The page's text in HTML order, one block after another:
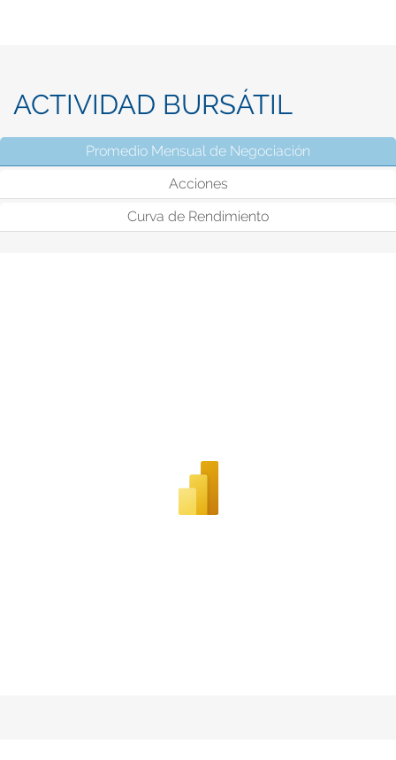
ACTIVIDAD BURSÁTIL
Promedio Mensual de Negociación
Acciones
Curva de Rendimiento